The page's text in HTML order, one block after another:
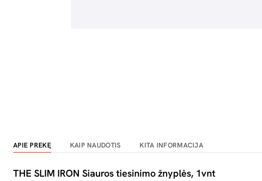
APIE PREKĘ KAIP NAUDOTIS KITA INFORMACIJA
THE SLIM IRON Siauros tiesinimo žnyplės, 1vnt